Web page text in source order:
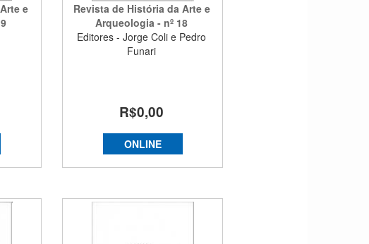
e
Revista de História da Arte e
Arqueologia - nº 18
Editores - Jorge Coli e Pedro
Funari
R$0,00
ONLINE